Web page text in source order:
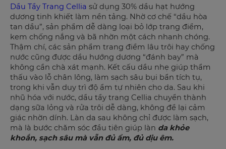
Dầu Tẩy Trang Cellia sử dụng 30% dầu hạt hướng
dương tinh khiết làm nền tảng. Nhờ cơ chế “dầu hòa
tan dầu”, sản phẩm dễ dàng loại bỏ lớp trang điểm,
kem chống nắng và bã nhờn một cách nhanh chóng.
Thậm chí, các sản phẩm trang điểm lâu trôi hay chống
nước cũng được dầu hướng dương “đánh bay” mà
không cần chà xát mạnh. Kết cấu dầu nhẹ giúp thẩm
thấu vào lỗ chân lông, làm sạch sâu bụi bẩn tích tụ,
trong khi vẫn duy trì độ ẩm tự nhiên cho da. Sau khi
nhũ hóa với nước, dầu tẩy trang Cellia chuyển thành
dạng sữa lỏng và rửa trôi dễ dàng, không để lại cảm
giác nhờn dính. Làn da sau không chỉ được làm sạch,
mà là bước chăm sóc đầu tiên giúp làn da khỏe
khoắn, sạch sâu mà vẫn đủ ẩm, đủ dịu êm.